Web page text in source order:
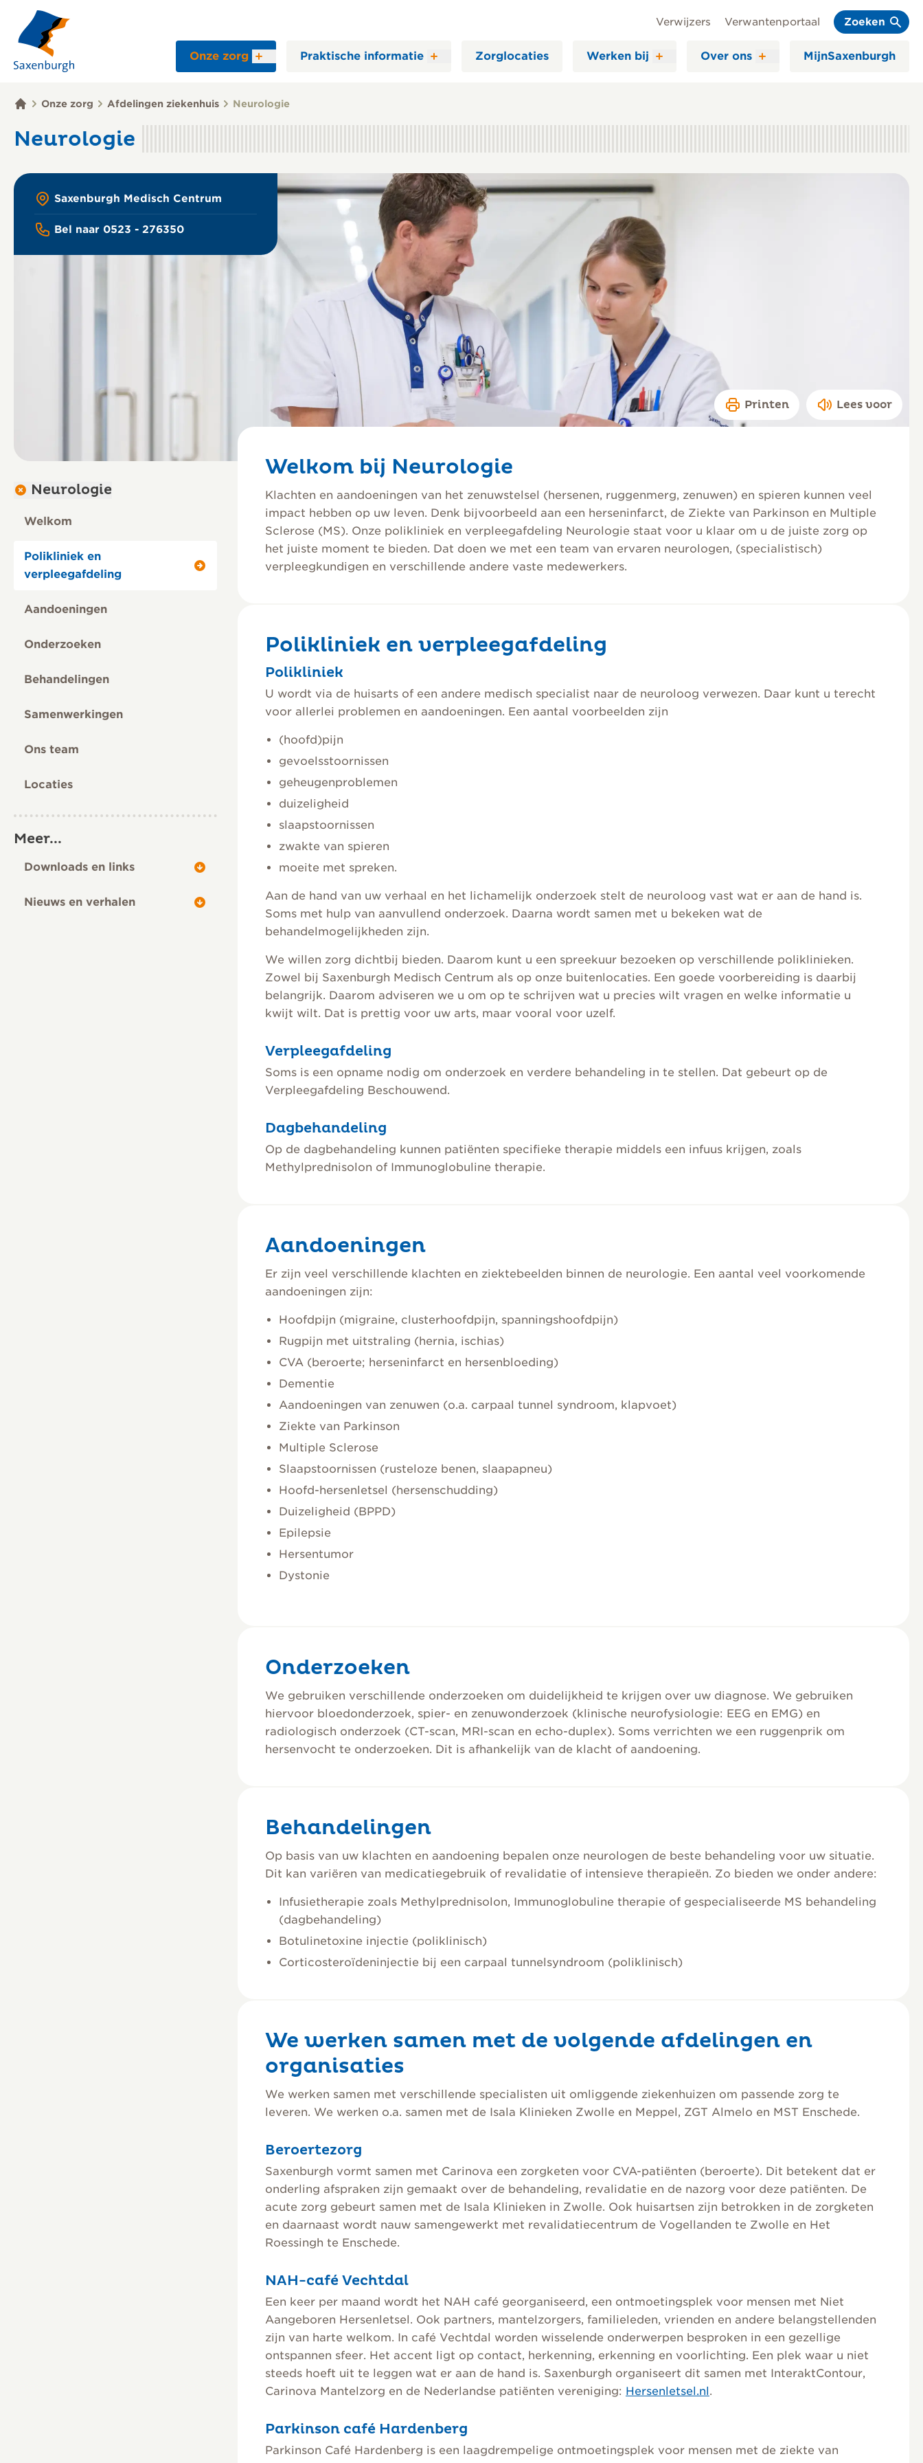
Onze zorg Praktische informatie Zorglocaties Werken bij Over ons MijnSaxenburgh
Verwijzers Verwantenportaal Zoeken
Onze zorg Afdelingen ziekenhuis Neurologie
Neurologie
Saxenburgh Medisch Centrum
Bel naar 0523 - 276350
Printen Lees voor
Neurologie
Welkom
Polikliniek en
verpleegafdeling
Aandoeningen
Onderzoeken
Behandelingen
Samenwerkingen
Ons team
Locaties
Meer...
Downloads en links
Nieuws en verhalen
Welkom bij Neurologie
Klachten en aandoeningen van het zenuwstelsel (hersenen, ruggenmerg, zenuwen) en spieren kunnen veel
impact hebben op uw leven. Denk bijvoorbeeld aan een herseninfarct, de Ziekte van Parkinson en Multiple
Sclerose (MS). Onze polikliniek en verpleegafdeling Neurologie staat voor u klaar om u de juiste zorg op
het juiste moment te bieden. Dat doen we met een team van ervaren neurologen, (specialistisch)
verpleegkundigen en verschillende andere vaste medewerkers.
Polikliniek en verpleegafdeling
Polikliniek
U wordt via de huisarts of een andere medisch specialist naar de neuroloog verwezen. Daar kunt u terecht
voor allerlei problemen en aandoeningen. Een aantal voorbeelden zijn
(hoofd)pijn
gevoelsstoornissen
geheugenproblemen
duizeligheid
slaapstoornissen
zwakte van spieren
moeite met spreken.
Aan de hand van uw verhaal en het lichamelijk onderzoek stelt de neuroloog vast wat er aan de hand is.
Soms met hulp van aanvullend onderzoek. Daarna wordt samen met u bekeken wat de
behandelmogelijkheden zijn.
We willen zorg dichtbij bieden. Daarom kunt u een spreekuur bezoeken op verschillende poliklinieken.
Zowel bij Saxenburgh Medisch Centrum als op onze buitenlocaties. Een goede voorbereiding is daarbij
belangrijk. Daarom adviseren we u om op te schrijven wat u precies wilt vragen en welke informatie u
kwijt wilt. Dat is prettig voor uw arts, maar vooral voor uzelf.
Verpleegafdeling
Soms is een opname nodig om onderzoek en verdere behandeling in te stellen. Dat gebeurt op de
Verpleegafdeling Beschouwend.
Dagbehandeling
Op de dagbehandeling kunnen patiënten specifieke therapie middels een infuus krijgen, zoals
Methylprednisolon of Immunoglobuline therapie.
Aandoeningen
Er zijn veel verschillende klachten en ziektebeelden binnen de neurologie. Een aantal veel voorkomende
aandoeningen zijn:
Hoofdpijn (migraine, clusterhoofdpijn, spanningshoofdpijn)
Rugpijn met uitstraling (hernia, ischias)
CVA (beroerte; herseninfarct en hersenbloeding)
Dementie
Aandoeningen van zenuwen (o.a. carpaal tunnel syndroom, klapvoet)
Ziekte van Parkinson
Multiple Sclerose
Slaapstoornissen (rusteloze benen, slaapapneu)
Hoofd-hersenletsel (hersenschudding)
Duizeligheid (BPPD)
Epilepsie
Hersentumor
Dystonie
Onderzoeken
We gebruiken verschillende onderzoeken om duidelijkheid te krijgen over uw diagnose. We gebruiken
hiervoor bloedonderzoek, spier- en zenuwonderzoek (klinische neurofysiologie: EEG en EMG) en
radiologisch onderzoek (CT-scan, MRI-scan en echo-duplex). Soms verrichten we een ruggenprik om
hersenvocht te onderzoeken. Dit is afhankelijk van de klacht of aandoening.
Behandelingen
Op basis van uw klachten en aandoening bepalen onze neurologen de beste behandeling voor uw situatie.
Dit kan variëren van medicatiegebruik of revalidatie of intensieve therapieën. Zo bieden we onder andere:
Infusietherapie zoals Methylprednisolon, Immunoglobuline therapie of gespecialiseerde MS behandeling
(dagbehandeling)
Botulinetoxine injectie (poliklinisch)
Corticosteroïdeninjectie bij een carpaal tunnelsyndroom (poliklinisch)
We werken samen met de volgende afdelingen en
organisaties
We werken samen met verschillende specialisten uit omliggende ziekenhuizen om passende zorg te
leveren. We werken o.a. samen met de Isala Klinieken Zwolle en Meppel, ZGT Almelo en MST Enschede.
Beroertezorg
Saxenburgh vormt samen met Carinova een zorgketen voor CVA-patiënten (beroerte). Dit betekent dat er
onderling afspraken zijn gemaakt over de behandeling, revalidatie en de nazorg voor deze patiënten. De
acute zorg gebeurt samen met de Isala Klinieken in Zwolle. Ook huisartsen zijn betrokken in de zorgketen
en daarnaast wordt nauw samengewerkt met revalidatiecentrum de Vogellanden te Zwolle en Het
Roessingh te Enschede.
NAH-café Vechtdal
Een keer per maand wordt het NAH café georganiseerd, een ontmoetingsplek voor mensen met Niet
Aangeboren Hersenletsel. Ook partners, mantelzorgers, familieleden, vrienden en andere belangstellenden
zijn van harte welkom. In café Vechtdal worden wisselende onderwerpen besproken in een gezellige
ontspannen sfeer. Het accent ligt op contact, herkenning, erkenning en voorlichting. Een plek waar u niet
steeds hoeft uit te leggen wat er aan de hand is. Saxenburgh organiseert dit samen met InteraktContour,
Carinova Mantelzorg en de Nederlandse patiënten vereniging: Hersenletsel.nl.
Parkinson café Hardenberg
Parkinson Café Hardenberg is een laagdrempelige ontmoetingsplek voor mensen met de ziekte van